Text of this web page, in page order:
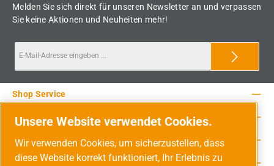
Melden Sie sich direkt für unseren Newsletter an und verpassen
Sie keine Aktionen und Neuheiten mehr!
Service-Hotline
Shop Service
Rechtliche Hinweise
Unsere Vorteile
Unsere Website verwendet Cookies.
Wir verwenden Cookies, um sicherzustellen, dass
diese Website korrekt funktioniert, Ihr Erlebnis zu